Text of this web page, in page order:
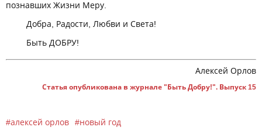
познавших Жизни Меру.
Добра, Радости, Любви и Света!
Быть ДОБРУ!
Алексей Орлов
Статья опубликована в журнале "Быть Добру!". Выпуск 15
алексей орлов новый год